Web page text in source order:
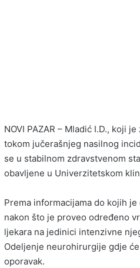
NOVI PAZAR – Mladić I.D., koji
tokom jučerašnjeg nasilnog
se u stabilnom zdravstvenom
obavljene u Univerzitetskom
Prema informacijama do kojih je
nakon što je proveo određeno
ljekara na jedinici intenzivne
Odeljenje neurohirurgije gdje
oporavak.